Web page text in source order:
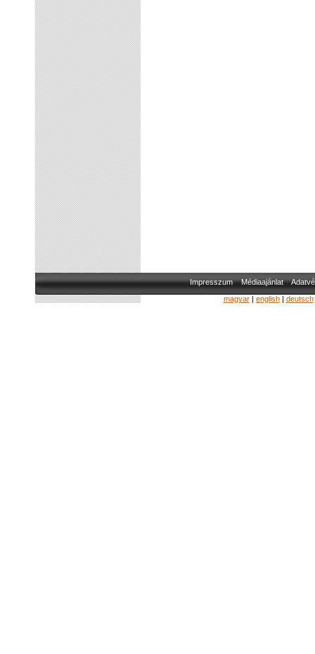
Impresszum Médiaajánlat
magyar| english| deutsch